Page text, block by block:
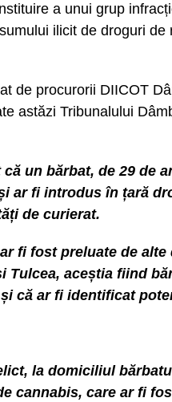
a unui grup
ilicit de droguri
de procurorii DIICOT
astăzi Tribunalului
un bărbat, de 29 de
ar fi introdus în țară
de curierat.
fi fost preluate de
Tulcea, aceștia fiind
că ar fi identificat
la domiciliul
cannabis, care ar fi